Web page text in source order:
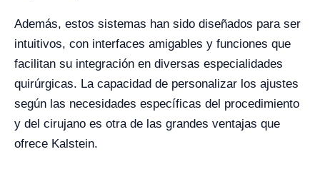
Además, estos sistemas han sido diseñados para ser
intuitivos, con interfaces amigables y funciones que
facilitan su integración en diversas especialidades
quirúrgicas. La capacidad de personalizar los ajustes
según las necesidades específicas del procedimiento
y del cirujano es otra de las grandes ventajas que
ofrece Kalstein.